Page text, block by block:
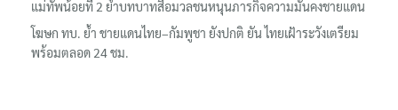
แม่ทัพน้อยที่ 2 ย้ำบทบาทสื่อมวลชนหนุนภารกิจความมั่นคงชายแดน
โฆษก ทบ. ย้ำ ชายแดนไทย–กัมพูชา ยังปกติ ยัน ไทยเฝ้าระวังเตรียม
พร้อมตลอด 24 ชม.